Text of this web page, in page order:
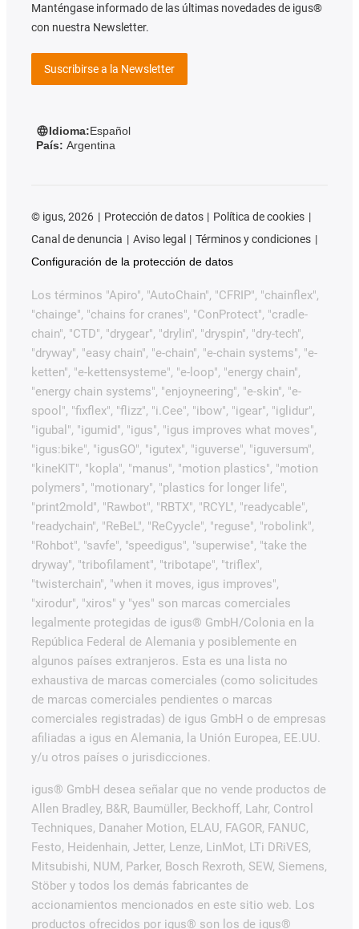
Manténgase informado de las últimas novedades de igus®
con nuestra Newsletter.
Suscribirse a la Newsletter
Idioma:Español
País: Argentina
© igus, 2026 Protección de datos
Política de cookies
Canal de denuncia
Aviso legal
Términos y condiciones
Configuración de la protección de datos
Los términos "Apiro", "AutoChain", "CFRIP", "chainflex",
"chainge", "chains for cranes", "ConProtect", "cradle-
chain", "CTD", "drygear", "drylin", "dryspin", "dry-tech",
"dryway", "easy chain", "e-chain", "e-chain systems", "e-
ketten", "e-kettensysteme", "e-loop", "energy chain",
"energy chain systems", "enjoyneering", "e-skin", "e-
spool", "fixflex", "flizz", "i.Cee", "ibow", "igear", "iglidur",
"igubal", "igumid", "igus", "igus improves what moves",
"igus:bike", "igusGO", "igutex", "iguverse", "iguversum",
"kineKIT", "kopla", "manus", "motion plastics", "motion
polymers", "motionary", "plastics for longer life",
"print2mold", "Rawbot", "RBTX", "RCYL", "readycable",
"readychain", "ReBeL", "ReCyycle", "reguse", "robolink",
"Rohbot", "savfe", "speedigus", "superwise", "take the
dryway", "tribofilament", "tribotape", "triflex",
"twisterchain", "when it moves, igus improves",
"xirodur", "xiros" y "yes" son marcas comerciales
legalmente protegidas de igus® GmbH/Colonia en la
República Federal de Alemania y posiblemente en
algunos países extranjeros. Esta es una lista no
exhaustiva de marcas comerciales (como solicitudes
de marcas comerciales pendientes o marcas
comerciales registradas) de igus GmbH o de empresas
afiliadas a igus en Alemania, la Unión Europea, EE.UU.
y/u otros países o jurisdicciones.
igus® GmbH desea señalar que no vende productos de
Allen Bradley, B&R, Baumüller, Beckhoff, Lahr, Control
Techniques, Danaher Motion, ELAU, FAGOR, FANUC,
Festo, Heidenhain, Jetter, Lenze, LinMot, LTi DRiVES,
Mitsubishi, NUM, Parker, Bosch Rexroth, SEW, Siemens,
Stöber y todos los demás fabricantes de
accionamientos mencionados en este sitio web. Los
productos ofrecidos por igus® son los de igus®